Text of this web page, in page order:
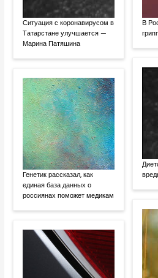
Ситуация с коронавирусом в
Татарстане улучшается —
Марина Патяшина
Генетик рассказал, как
единая база данных о
россиянах поможет медикам
В